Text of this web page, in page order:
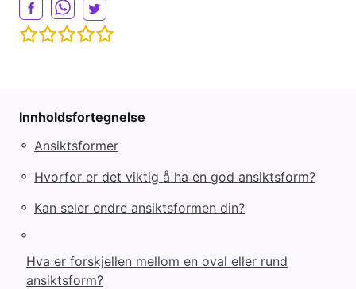
Innholdsfortegnelse
◦ Ansiktsformer
◦ Hvorfor er det viktig å ha en god ansiktsform?
◦ Kan seler endre ansiktsformen din?
◦
Hva er forskjellen mellom en oval eller rund
ansiktsform?